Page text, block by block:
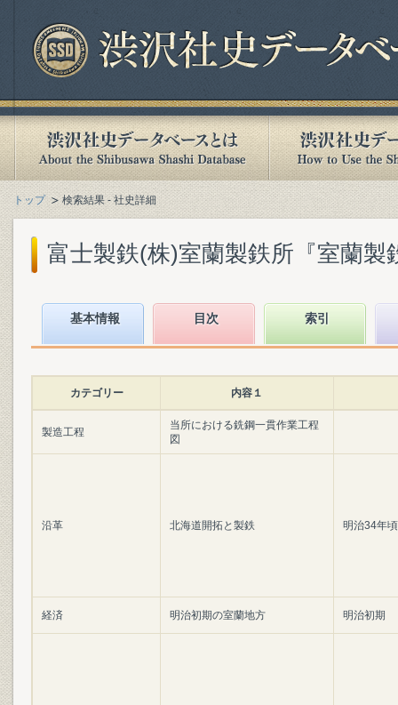
トップ 検索結果 - 社史詳細
富士製鉄(株)室蘭製鉄所『室蘭製
基本情報 目次 索引
カテゴリー 内容１
製造工程
当所における銑鋼一貫作業工程
図
沿革 北海道開拓と製鉄 明治34年
経済 明治初期の室蘭地方 明治初期